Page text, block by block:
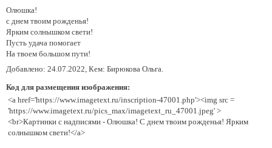
Олюшка!
с днем твоим рожденья!
Ярким солнышком свети!
Пусть удача помогает
На твоем большом пути!
Добавлено: 24.07.2022, Кем: Бирюкова Ольга.
Код для размещения изображения:
<a href='https://www.imagetext.ru/inscription-47001.php'><img src =
'https://www.imagetext.ru/pics_max/imagetext_ru_47001.jpeg' >
<br>Картинки с надписями - Олюшка! С днем твоим рожденья! Ярким
солнышком свети!</a>